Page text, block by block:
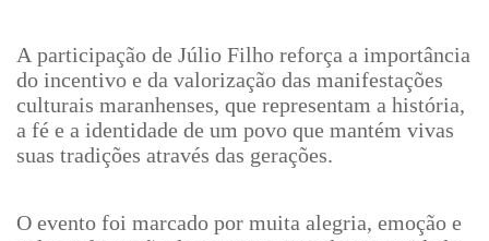
A participação de Júlio Filho reforça a importância
do incentivo e da valorização das manifestações
culturais maranhenses, que representam a história,
a fé e a identidade de um povo que mantém vivas
suas tradições através das gerações.
O evento foi marcado por muita alegria, emoção e